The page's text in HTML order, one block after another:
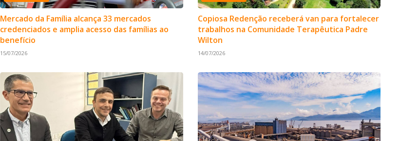
Mercado da Família alcança 33 mercados
credenciados e amplia acesso das famílias ao
benefício
15/07/2026
Copiosa Redenção receberá van para fortalecer
trabalhos na Comunidade Terapêutica Padre
Wilton
14/07/2026